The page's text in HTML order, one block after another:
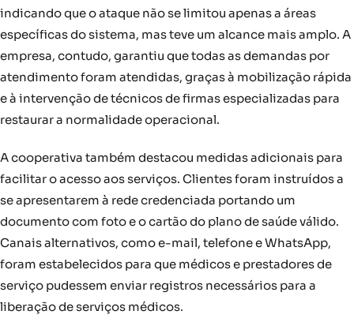
indicando que o ataque não se limitou apenas a áreas
específicas do sistema, mas teve um alcance mais amplo. A
empresa, contudo, garantiu que todas as demandas por
atendimento foram atendidas, graças à mobilização rápida
e à intervenção de técnicos de firmas especializadas para
restaurar a normalidade operacional.
A cooperativa também destacou medidas adicionais para
facilitar o acesso aos serviços. Clientes foram instruídos a
se apresentarem à rede credenciada portando um
documento com foto e o cartão do plano de saúde válido.
Canais alternativos, como e-mail, telefone e WhatsApp,
foram estabelecidos para que médicos e prestadores de
serviço pudessem enviar registros necessários para a
liberação de serviços médicos.